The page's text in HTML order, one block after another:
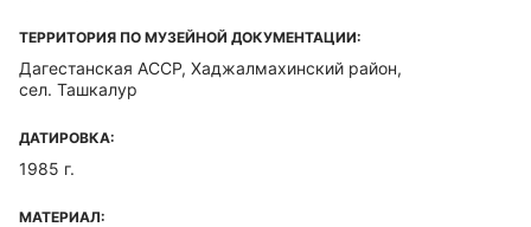
ТЕРРИТОРИЯ ПО МУЗЕЙНОЙ ДОКУМЕНТАЦИИ:
Дагестанская ACCP, Хаджалмахинский район,
сел. Ташкалур
ДАТИРОВКА:
1985 г.
МАТЕРИАЛ: